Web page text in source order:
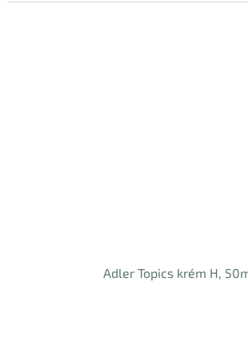
Adler Topics krém H,